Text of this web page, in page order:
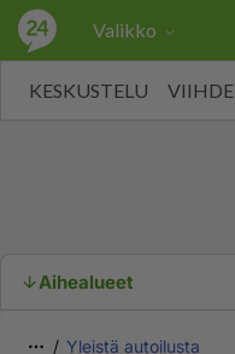
Valikko
KESKUSTELU VIIHDE
Aihealueet
Yleistä autoilusta